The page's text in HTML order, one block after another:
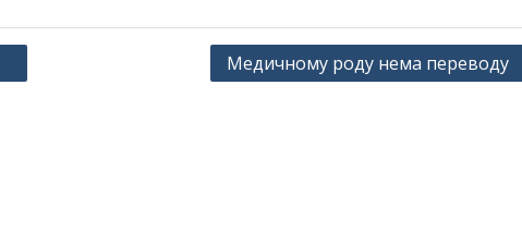
Медичному роду нема переводу